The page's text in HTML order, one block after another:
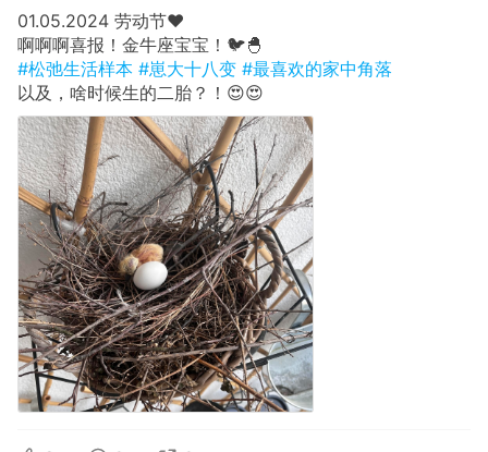
01.05.2024 劳动节❤️
啊啊啊喜报！金牛座宝宝！🐦🐣
#松弛生活样本 #崽大十八变 #最喜欢的家中角落
以及，啥时候生的二胎？！😍😍